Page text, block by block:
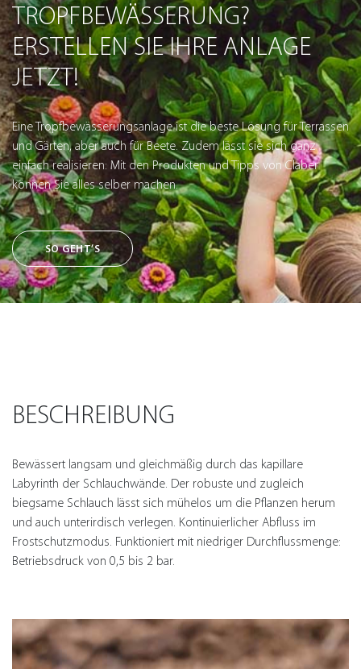
TROPFBEWÄSSERUNG?
ERSTELLEN SIE IHRE ANLAGE
JETZT!
Eine Tropfbewässerungsanlage ist die beste Lösung für Terrassen
und Gärten, aber auch für Beete. Zudem lässt sie sich ganz
einfach realisieren: Mit den Produkten und Tipps von Claber
können Sie alles selber machen.
SO GEHT’S
BESCHREIBUNG
Bewässert langsam und gleichmäßig durch das kapillare
Labyrinth der Schlauchwände. Der robuste und zugleich
biegsame Schlauch lässt sich mühelos um die Pflanzen herum
und auch unterirdisch verlegen. Kontinuierlicher Abfluss im
Frostschutzmodus. Funktioniert mit niedriger Durchflussmenge:
Betriebsdruck von 0,5 bis 2 bar.